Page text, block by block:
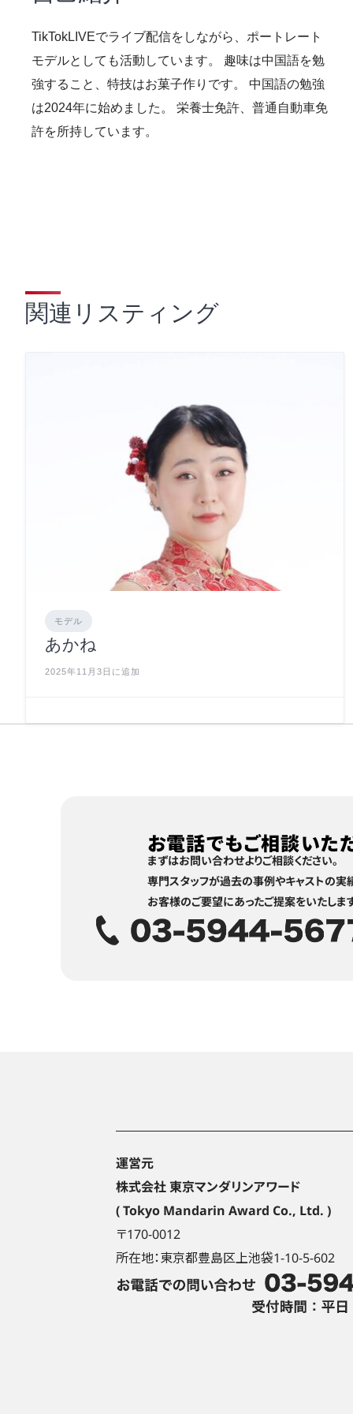
TikTokLIVEでライブ配信をしながら、ポートレート
モデルとしても活動しています。 趣味は中国語を勉
強すること、特技はお菓子作りです。 中国語の勉強
は2024年に始めました。 栄養士免許、普通自動車免
許を所持しています。
関連リスティング
モデル
あかね
2025年11月3日に追加
お電話でもご相談いた
まずはお問い合わせよりご相談ください。
専門スタッフが過去の事例やキャストの実
お客様のご要望にあったご提案をいたしま
運営元
株式会社 東京マンダリンアワード
( Tokyo Mandarin Award Co., Ltd. )
〒170-0012
所在地：東京都豊島区上池袋1-10-5-602